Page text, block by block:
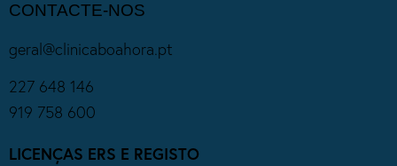
CONTACTE-NOS
geral@clinicaboahora.pt
227 648 146
919 758 600
LICENÇAS ERS E REGISTO